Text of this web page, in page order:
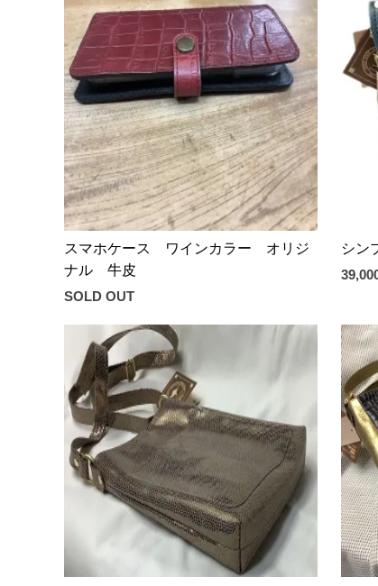
スマホケース ワインカラー オリジ
ナル 牛皮
SOLD OUT
シン